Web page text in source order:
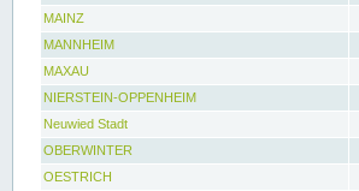
MAINZ
MANNHEIM
MAXAU
NIERSTEIN-OPPENHEIM
Neuwied Stadt
OBERWINTER
OESTRICH